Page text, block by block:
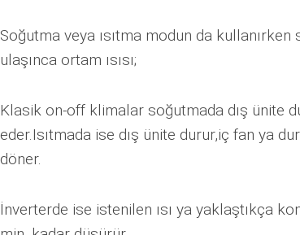
Soğutma veya ısıtma modun da kullanırken
ulaşınca ortam ısısı;
Klasik on-off klimalar soğutmada dış ünite
eder.Isıtmada ise dış ünite durur,iç fan ya
döner.
İnverterde ise istenilen ısı ya yaklaştıkça